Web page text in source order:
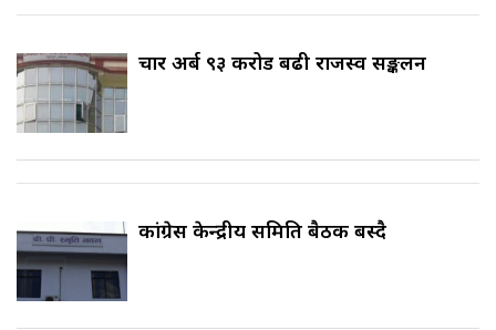
चार अर्ब ९३ करोड बढी राजस्व सङ्कलन
कांग्रेस केन्द्रीय समिति बैठक बस्दै